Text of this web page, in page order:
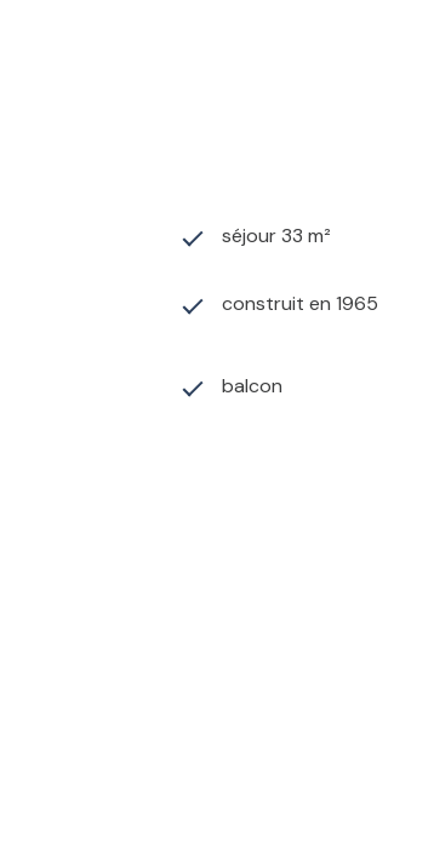
séjour 33 m²
construit en 1965
balcon